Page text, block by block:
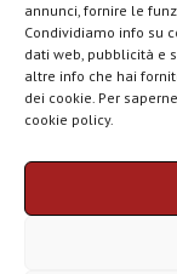
annunci, fornire le
Condividiamo info su
dati web, pubblicità e
altre info che hai
dei cookie. Per
cookie policy.
Chi siamo
Questo blog non
LEGGI ANCHE